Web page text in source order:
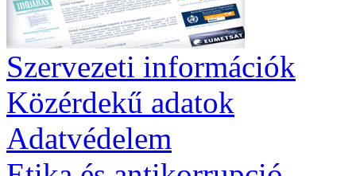
Szervezeti információk
Közérdekű adatok
Adatvédelem